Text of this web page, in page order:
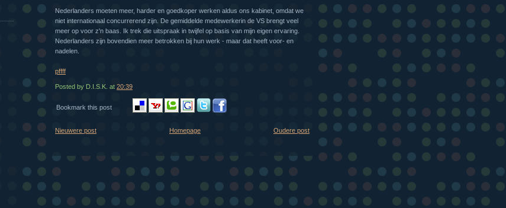
Nederlanders moeten meer, harder en goedkoper werken aldus ons kabinet, omdat we
niet internationaal concurrerend zijn. De gemiddelde medewerkerin de VS brengt veel
meer op voor z'n baas. Ik trek die uitspraak in twijfel op basis van mijn eigen ervaring.
Nederlanders zijn bovendien meer betrokken bij hun werk - maar dat heeft voor- en
nadelen.
pffff
Posted by D.I.S.K. at 20:39
Bookmark this post
Nieuwere post Oudere post
Homepage